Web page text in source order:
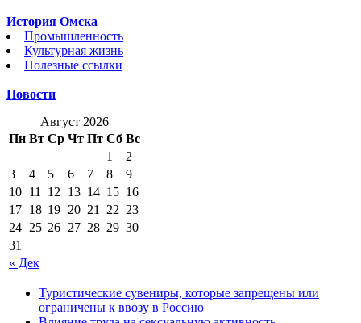
История Омска
Промышленность
Культурная жизнь
Полезные ссылки
Новости
Август 2026
Пн Вт Ср Чт Пт Сб Вс
« Дек
1
2
3
4 5 6 7 8
9
10 11 12 13 14 15 16
17 18 19 20 21 22 23
24 25 26 27 28 29 30
31
Туристические сувениры, которые запрещены или
ограничены к ввозу в Россию